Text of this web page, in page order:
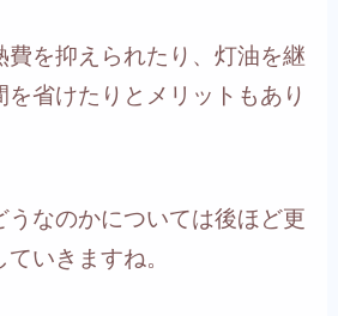
費を抑えられたり、灯油を継
を省けたりとメリットもあり
うなのかについては後ほど更
いきますね。